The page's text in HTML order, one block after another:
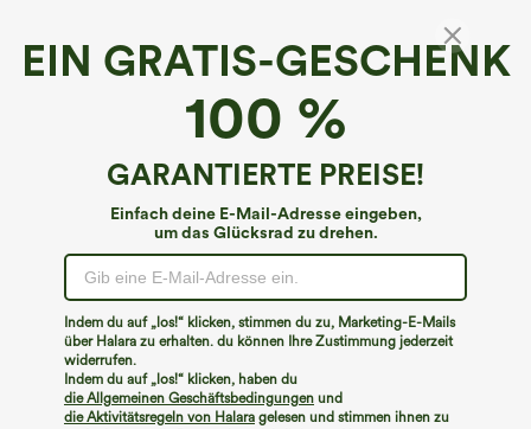
EIN GRATIS-GESCHENK
100 %
GARANTIERTE PREISE!
Einfach deine E-Mail-Adresse eingeben,
um das Glücksrad zu drehen.
Indem du auf „los!“ klicken, stimmen du zu, Marketing-E-Mails
über Halara zu erhalten. du können Ihre Zustimmung jederzeit
widerrufen.
Indem du auf „los!“ klicken, haben du
die Allgemeinen Geschäftsbedingungen und
die Aktivitätsregeln von Halara gelesen und stimmen ihnen zu
V-Ausschnitt Kurzarm Drapiertes Fließendes